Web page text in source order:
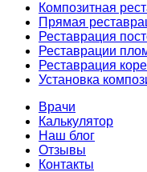
Композитная
Прямая
Реставрация
Реставрации
Реставрация
Установка
Врачи
Калькулятор
Наш блог
Отзывы
Контакты